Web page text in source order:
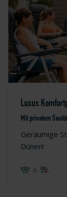
Luxus
Mit privatem
Geräumige
Dünen!
6